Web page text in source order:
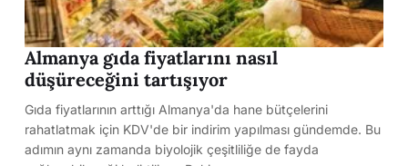
Almanya gıda fiyatlarını nasıl
düşüreceğini tartışıyor
Gıda fiyatlarının arttığı Almanya'da hane bütçelerini
rahatlatmak için KDV'de bir indirim yapılması gündemde. Bu
adımın aynı zamanda biyolojik çeşitliliğe de fayda